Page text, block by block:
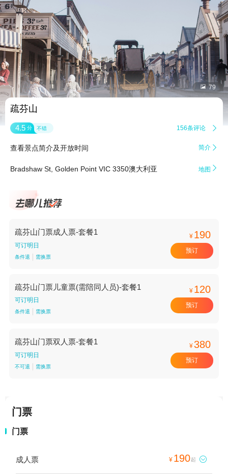
 79
疏芬山
4.5 分 不错 156条评论 
查看景点简介及开放时间 简介 
Bradshaw St, Golden Point VIC 3350澳大利亚 地图 
疏芬山门票成人票-套餐1
可订明日
条件退 需换票
¥ 190
预订
疏芬山门票儿童票(需陪同人员)-套餐1
可订明日
条件退 需换票
¥ 120
预订
疏芬山门票双人票-套餐1
可订明日
不可退 需换票
¥380
预订
门票
门票
成人票 ¥ 190起 
